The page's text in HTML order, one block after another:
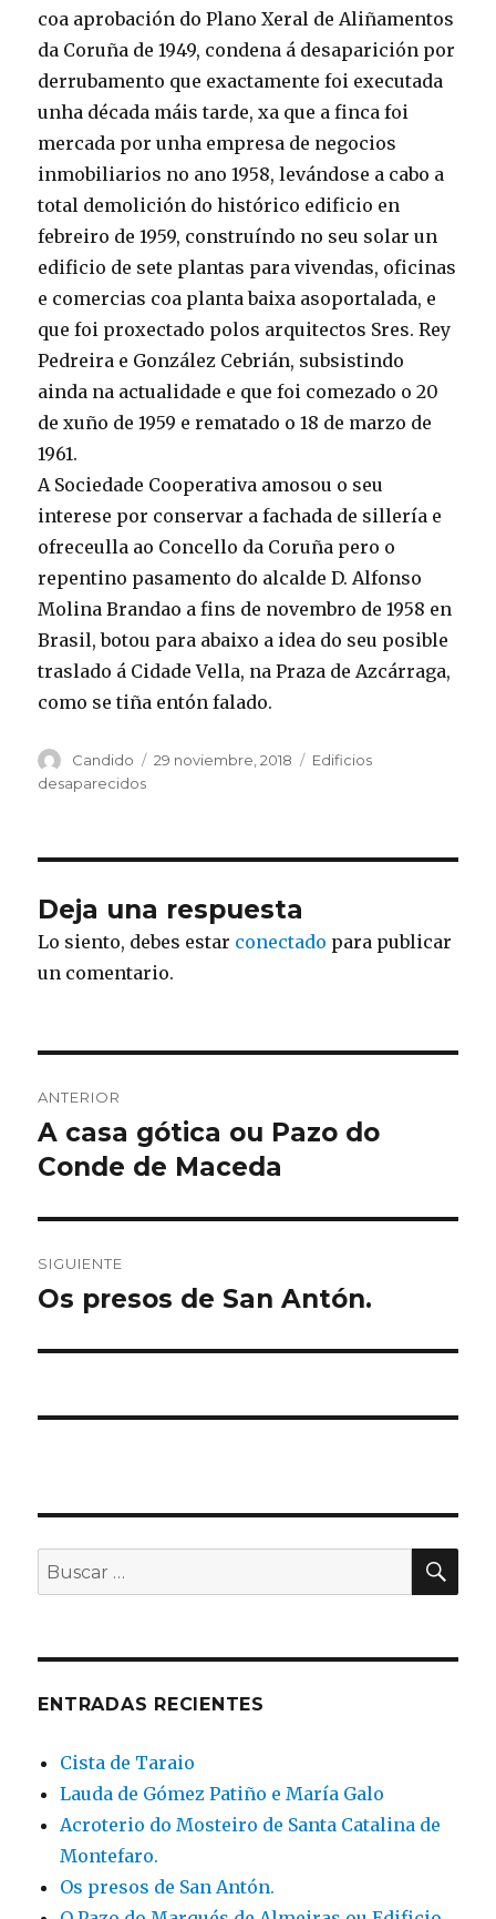
coa aprobación do Plano Xeral de Aliñamentos
da Coruña de 1949, condena á desaparición por
derrubamento que exactamente foi executada
unha década máis tarde, xa que a finca foi
mercada por unha empresa de negocios
inmobiliarios no ano 1958, levándose a cabo a
total demolición do histórico edificio en
febreiro de 1959, construíndo no seu solar un
edificio de sete plantas para vivendas, oficinas
e comercias coa planta baixa asoportalada, e
que foi proxectado polos arquitectos Sres. Rey
Pedreira e González Cebrián, subsistindo
ainda na actualidade e que foi comezado o 20
de xuño de 1959 e rematado o 18 de marzo de
1961.
A Sociedade Cooperativa amosou o seu
interese por conservar a fachada de sillería e
ofreceulla ao Concello da Coruña pero o
repentino pasamento do alcalde D. Alfonso
Molina Brandao a fins de novembro de 1958 en
Brasil, botou para abaixo a idea do seu posible
traslado á Cidade Vella, na Praza de Azcárraga,
como se tiña entón falado.
Autor
Candido
Publicado
29 noviembre, 2018 Categorías
Edificios
desaparecidos
Deja una respuesta
Lo siento, debes estar conectado para publicar
un comentario.
de
entradas
ANTERIOR
Entrada
anterior:
A casa gótica ou Pazo do
Conde de Maceda
SIGUIENTE
Entrada
Os presos de San Antón.
Buscar
por:
ENTRADAS RECIENTES
Cista de Taraio
Lauda de Gómez Patiño e María Galo
Acroterio do Mosteiro de Santa Catalina de
Montefaro.
Os presos de San Antón.